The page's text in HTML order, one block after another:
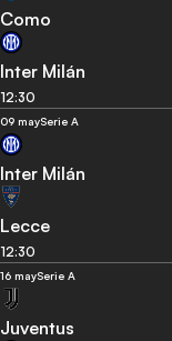
Como
Inter Milán
12:30
09 maySerie A
Inter Milán
Lecce
12:30
16 maySerie A
Juventus